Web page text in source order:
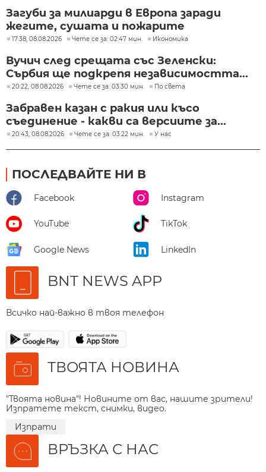
Загуби за милиарди в Европа заради
жегите, сушата и пожарите
17:38, 08.08.2026 Чете се за: 02:47 мин. Икономика
Вучич след срещата със Зеленски:
Сърбия ще подкрепя независимостта...
20:22, 08.08.2026 Чете се за: 03:30 мин. По света
Забравен казан с ракия или късо
съединение - какви са версиите за...
20:43, 08.08.2026 Чете се за: 03:22 мин. У нас
ПОСЛЕДВАЙТЕ НИ В
Facebook Instagram
YouTube TikTok
Google News LinkedIn
BNT NEWS APP
Всичко най-важно в твоя телефон
ТВОЯТА НОВИНА
"Твоята новина"! Новините от вас, нашите зрители!
Изпратете текст, снимки, видео.
Изпрати
ВРЪЗКА С НАС